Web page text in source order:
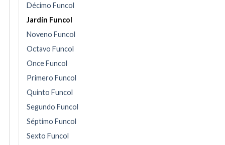
Décimo Funcol
Jardín Funcol
Noveno Funcol
Octavo Funcol
Once Funcol
Primero Funcol
Quinto Funcol
Segundo Funcol
Séptimo Funcol
Sexto Funcol